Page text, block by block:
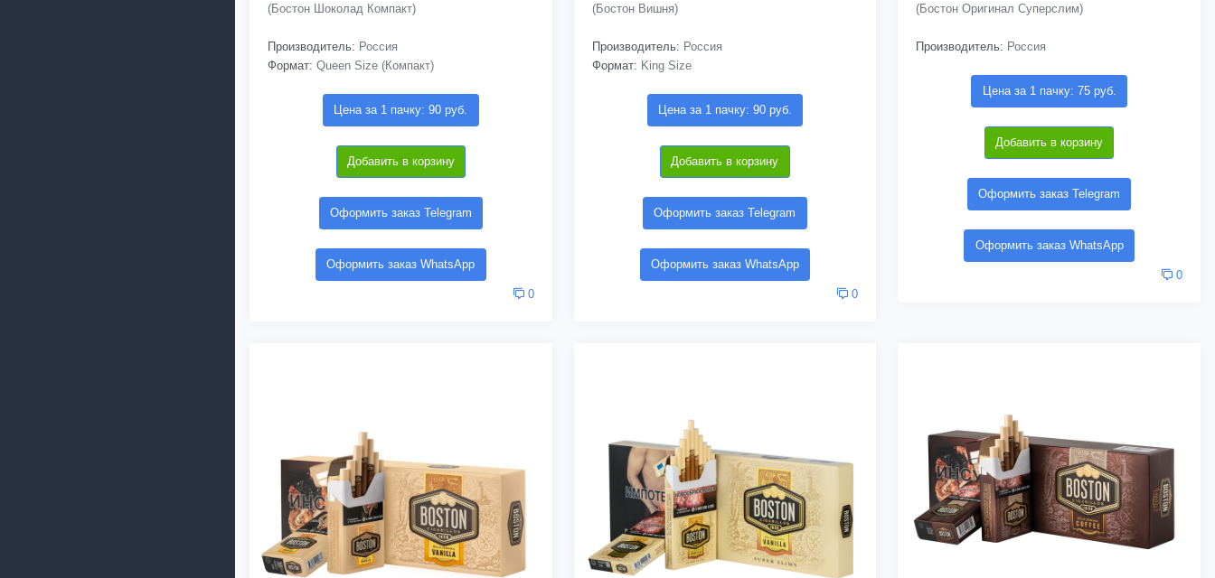
(Бостон Шоколад Компакт)
Производитель: Россия
Формат: Queen Size (Компакт)
Цена за 1 пачку: 90 руб.
Добавить в корзину
Оформить заказ Telegram
Оформить заказ WhatsApp
0
(Бостон Вишня)
Производитель: Россия
Формат: King Size
Цена за 1 пачку: 90 руб.
Добавить в корзину
Оформить заказ Telegram
Оформить заказ WhatsApp
0
(Бостон Оригинал Суперслим)
Производитель: Россия
Цена за 1 пачку: 75 руб.
Добавить в корзину
Оформить заказ Telegram
Оформить заказ WhatsApp
0